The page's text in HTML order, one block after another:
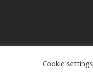
Cookie settings